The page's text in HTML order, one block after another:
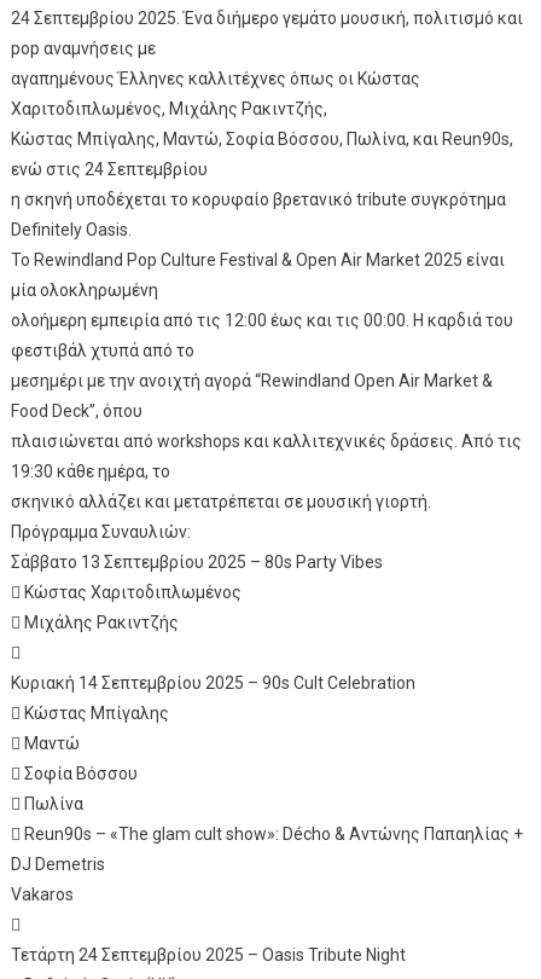
24 Σεπτεμβρίου 2025. Ένα διήμερο γεμάτο μουσική, πολιτισμό και
pop αναμνήσεις με
αγαπημένους Έλληνες καλλιτέχνες όπως οι Κώστας
Χαριτοδιπλωμένος, Μιχάλης Ρακιντζής,
Κώστας Μπίγαλης, Μαντώ, Σοφία Βόσσου, Πωλίνα, και Reun90s,
ενώ στις 24 Σεπτεμβρίου
η σκηνή υποδέχεται το κορυφαίο βρετανικό tribute συγκρότημα
Definitely Oasis.
Το Rewindland Pop Culture Festival & Open Air Market 2025 είναι
μία ολοκληρωμένη
ολοήμερη εμπειρία από τις 12:00 έως και τις 00:00. Η καρδιά του
φεστιβάλ χτυπά από το
μεσημέρι με την ανοιχτή αγορά “Rewindland Open Air Market &
Food Deck”, όπου
πλαισιώνεται από workshops και καλλιτεχνικές δράσεις. Από τις
19:30 κάθε ημέρα, το
σκηνικό αλλάζει και μετατρέπεται σε μουσική γιορτή.
Πρόγραμμα Συναυλιών:
Σάββατο 13 Σεπτεμβρίου 2025 – 80s Party Vibes
 Κώστας Χαριτοδιπλωμένος
 Μιχάλης Ρακιντζής

Κυριακή 14 Σεπτεμβρίου 2025 – 90s Cult Celebration
 Κώστας Μπίγαλης
 Μαντώ
 Σοφία Βόσσου
 Πωλίνα
 Reun90s – «The glam cult show»: Décho & Αντώνης Παπαηλίας +
DJ Demetris
Vakaros

Τετάρτη 24 Σεπτεμβρίου 2025 – Oasis Tribute Night